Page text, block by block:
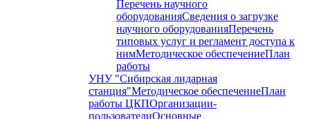
Перечень научного
оборудованияСведения о загрузке
научного оборудованияПеречень
типовых услуг и регламент доступа к
нимМетодическое обеспечениеПлан
работы
УНУ "Сибирская лидарная
станция"Методическое обеспечениеПлан
работы ЦКПОрганизации-
пользователиОсновные